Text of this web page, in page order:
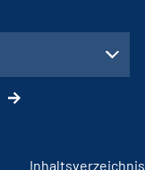
Inhaltsverzeichnis